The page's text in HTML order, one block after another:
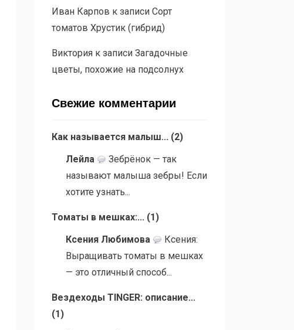
Иван Карпов к записи Сорт
томатов Хрустик (гибрид)
Викторияк записи Загадочные
цветы, похожие на подсолнух
Свежие комментарии
Как называется малыш... (2)
Лейла
Зебрёнок — так
называют малыша зебры! Если
хотите узнать...
Томаты в мешках:... (1)
Ксения Любимова
Ксения:
Выращивать томаты в мешках
— это отличный способ...
Вездеходы TINGER: описание...
(1)